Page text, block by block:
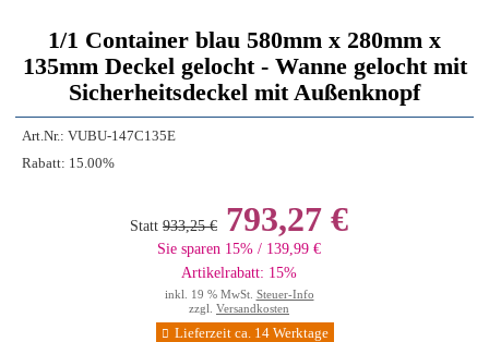
1/1 Container blau 580mm x 280mm x
135mm Deckel gelocht - Wanne gelocht mit
Sicherheitsdeckel mit Außenknopf
Art.Nr.: VUBU-147C135E
Rabatt: 15.00%
Statt 933,25 € 793,27 €
Sie sparen 15% / 139,99 €
Artikelrabatt: 15%
inkl. 19 % MwSt. Steuer-Info
zzgl. Versandkosten
Lieferzeit ca. 14 Werktage